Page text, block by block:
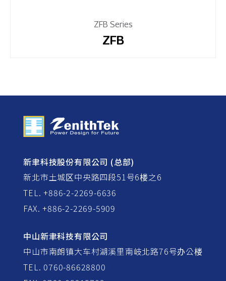
ZFB Series
ZFB
新聿科技股份有限公司 (总部)
新北市土城区中央路四段51号6楼之6
TEL. +886-2-2269-6636
FAX. +886-2-2269-5909
中山新聿科技有限公司
中山市南朗镇大车村湖溪里南岐北路76号办公楼
TEL. 0760-86628800